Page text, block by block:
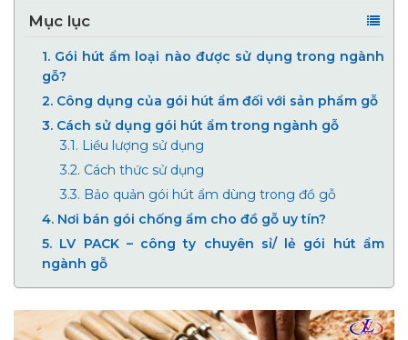
Mục lục
1. Gói hút ẩm loại nào được sử dụng trong ngành
gỗ?
2. Công dụng của gói hút ẩm đối với sản phẩm gỗ
3. Cách sử dụng gói hút ẩm trong ngành gỗ
3.1. Liều lượng sử dụng
3.2. Cách thức sử dụng
3.3. Bảo quản gói hút ẩm dùng trong đồ gỗ
4. Nơi bán gói chống ẩm cho đồ gỗ uy tín?
5. LV PACK – công ty chuyên sỉ/ lẻ gói hút ẩm
ngành gỗ